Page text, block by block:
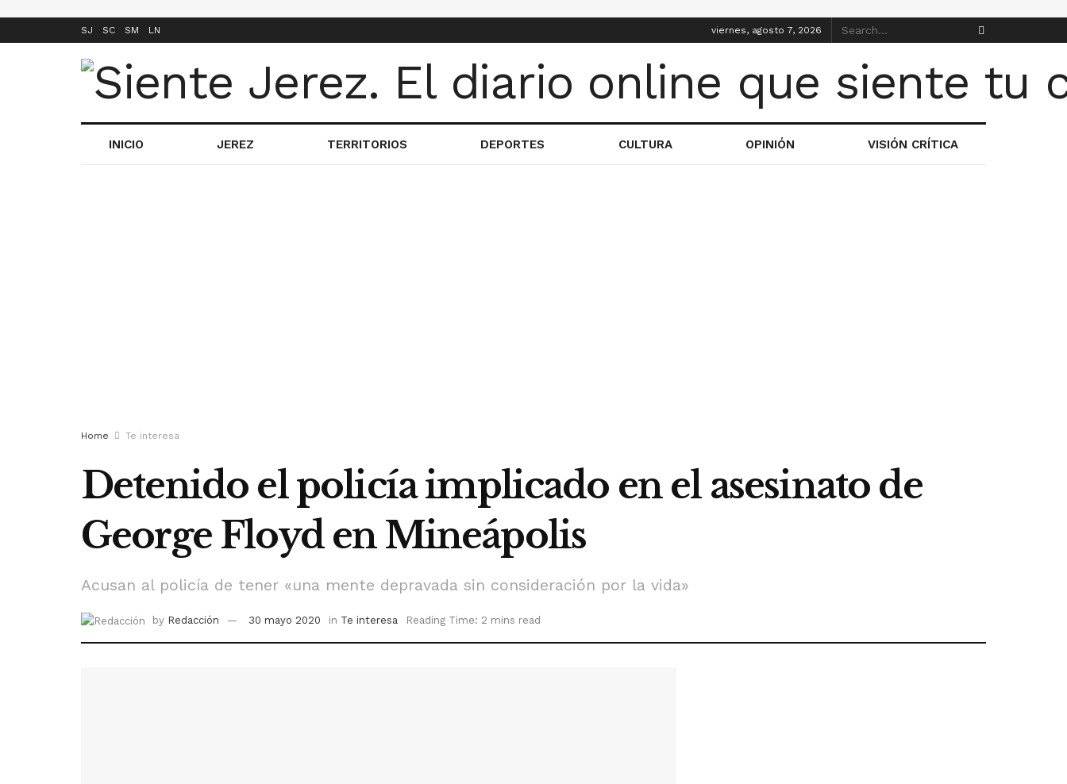
SJ SC SM LN viernes, agosto 7, 2026
INICIO JEREZ TERRITORIOS DEPORTES CULTURA OPINIÓN VISIÓN CRÍTICA
Home Te interesa
Detenido el policía implicado en el asesinato de
George Floyd en Mineápolis
Acusan al policía de tener «una mente depravada sin consideración por la vida»
by Redacción 30 mayo 2020 in Te interesa Reading Time: 2 mins read